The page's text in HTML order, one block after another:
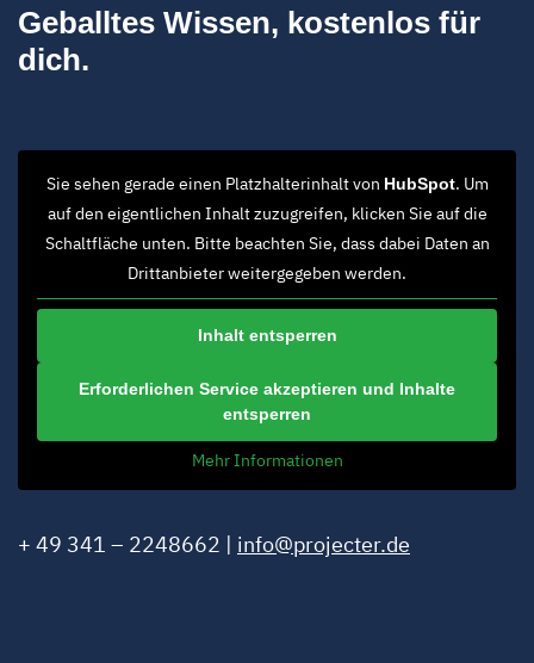
Geballtes Wissen, kostenlos für
dich.
Sie sehen gerade einen Platzhalterinhalt von HubSpot. Um
auf den eigentlichen Inhalt zuzugreifen, klicken Sie auf die
Schaltfläche unten. Bitte beachten Sie, dass dabei Daten an
Drittanbieter weitergegeben werden.
Inhalt entsperren
Erforderlichen Service akzeptieren und Inhalte
entsperren
Mehr Informationen
+ 49 341 – 2248662 | info@projecter.de